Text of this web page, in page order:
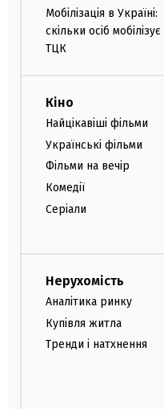
Мобілізація в Україні:
скільки осіб мобілізує
ТЦК
Кіно
Найцікавіші фільми
Українські фільми
Фільми на вечір
Комедії
Серіали
Нерухомість
Аналітика ринку
Купівля житла
Тренди і натхнення